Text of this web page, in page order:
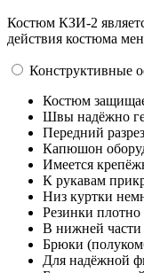
Костюм КЗИ-2
действия костюма
Конструктивные
Костюм
Швы надёжно
Передний
Капюшон
Имеется
К рукавам
Низ куртки
Резинки плотно
В нижней части
Брюки
Для надёжной